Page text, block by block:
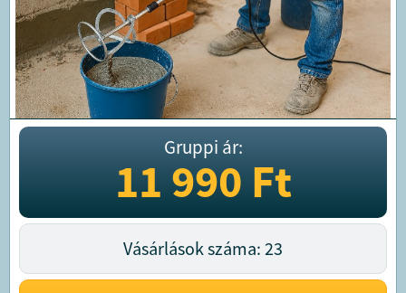
Gruppi ár:
11 990Ft
Vásárlások száma: 23